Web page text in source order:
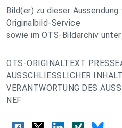
Bild(er) zu dieser
Originalbild-Service
sowie im OTS-Bildarchiv
OTS-ORIGINALTEXT
AUSSCHLIESSLICHER
VERANTWORTUNG DES
NEF